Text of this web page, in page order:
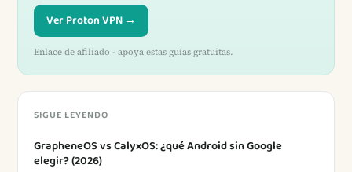
Ver Proton VPN →
Enlace de afiliado - apoya estas guías gratuitas.
SIGUE LEYENDO
GrapheneOS vs CalyxOS: ¿qué Android sin Google
elegir? (2026)